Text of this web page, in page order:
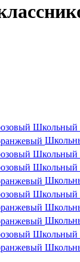
Школьный
Школьный
Школьный
Школьный
Школьный